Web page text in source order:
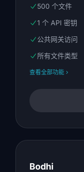
500 个文件
1 个 API 密钥
公共网关访问
所有文件类型
查看全部功能
Bodhi